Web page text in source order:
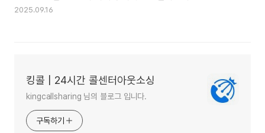
2025.09.16
킹콜 | 24시간 콜센터아웃소싱
kingcallsharing 님의 블로그 입니다.
구독하기